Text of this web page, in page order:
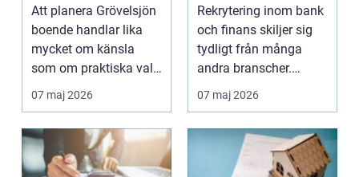
Att planera Grövelsjön
boende handlar lika
mycket om känsla
som om praktiska val.
Här möter du still...
07 maj 2026
reglerad värld
Rekrytering inom bank
och finans skiljer sig
tydligt från många
andra branscher.
Kraven på omdöme, i...
07 maj 2026